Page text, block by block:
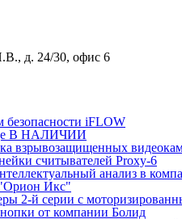
д. 24/30, офис 6
безопасности iFLOW
В НАЛИЧИИ
взрывозащищенных
считывателей Proxy-6
анализ в
Икс"
2-й серии с
от компании Болид